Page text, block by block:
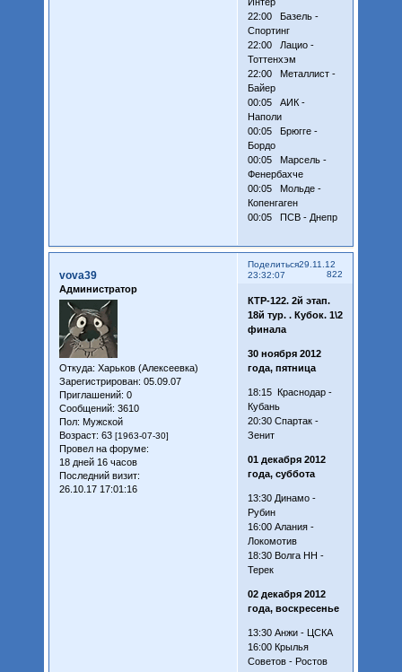
22:00 Базель -
Спортинг
22:00 Лацио -
Тоттенхэм
22:00 Металлист -
Байер
00:05 АИК -
Наполи
00:05 Брюгге -
Бордо
00:05 Марсель -
Фенербахче
00:05 Мольде -
Копенгаген
00:05 ПСВ - Днепр
Поделиться
822
29.11.12
23:32:07
vova39
Администратор
Откуда: Харьков (Алексеевка)
Зарегистрирован: 05.09.07
Приглашений: 0
Сообщений: 3610
Пол: Мужской
Возраст: 63 [1963-07-30]
Провел на форуме:
18 дней 16 часов
Последний визит:
26.10.17 17:01:16
КТР-122. 2й этап.
18й тур. . Кубок. 1\2
финала
30 ноября 2012
года, пятница
18:15 Краснодар -
Кубань
20:30 Спартак -
Зенит
01 декабря 2012
года, суббота
13:30 Динамо -
Рубин
16:00 Алания -
Локомотив
18:30 Волга НН -
Терек
02 декабря 2012
года, воскресенье
13:30 Анжи - ЦСКА
16:00 Крылья
Советов - Ростов